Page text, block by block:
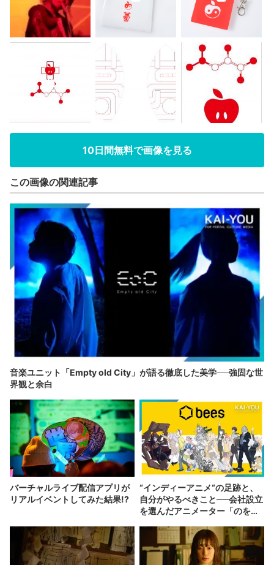
10日間無料で画像を見る
この画像の関連記事
音楽ユニット「Empty old City」が語る徹底した美学──強固な世
界観と余白
バーチャルライブ配信アプリが
リアルイベントしてみた結果!?
“インディーアニメ“の足跡と、
自分がやるべきこと──会社設立
を選んだアニメーター「のを